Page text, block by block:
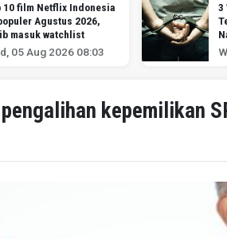
10 film Netflix Indonesia
Agustus 2026,
masuk watchlist
05 Aug 2026 08:03
3
kepemilikan